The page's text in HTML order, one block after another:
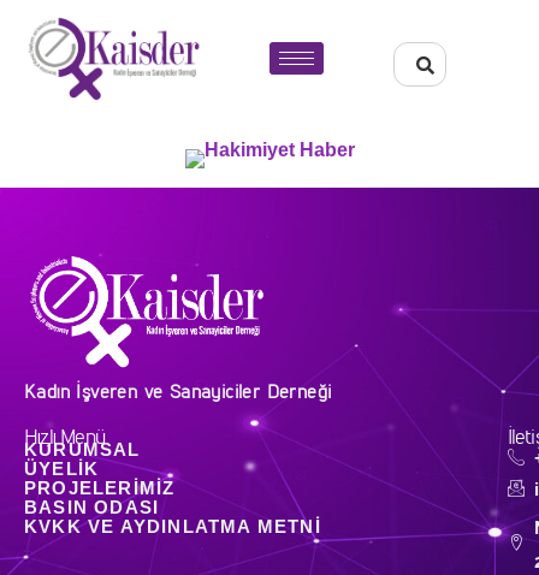
Kadın İşveren ve Sanayiciler Derneği
Hızlı Menü
KURUMSAL
ÜYELIK
PROJELERIMIZ
BASIN ODASI
KVKK VE AYDINLATMA METNI